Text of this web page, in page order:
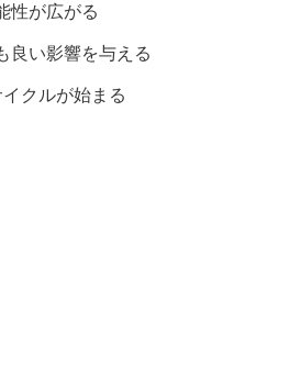
性が広がる
良い影響を与える
クルが始まる